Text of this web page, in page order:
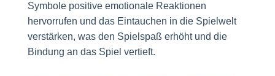
Symbole positive emotionale Reaktionen
hervorrufen und das Eintauchen in die Spielwelt
verstärken, was den Spielspaß erhöht und die
Bindung an das Spiel vertieft.